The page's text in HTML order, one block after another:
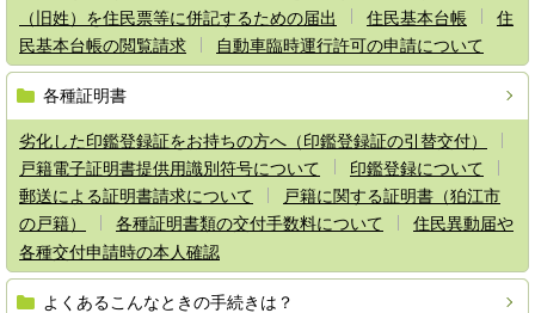
（旧姓）を住民票等に併記するための届出
住民基本台帳
住
民基本台帳の閲覧請求
自動車臨時運行許可の申請について
各種証明書
劣化した印鑑登録証をお持ちの方へ（印鑑登録証の引替交付）
戸籍電子証明書提供用識別符号について
印鑑登録について
郵送による証明書請求について
戸籍に関する証明書（狛江市
の戸籍）
各種証明書類の交付手数料について
住民異動届や
各種交付申請時の本人確認
よくあるこんなときの手続きは？